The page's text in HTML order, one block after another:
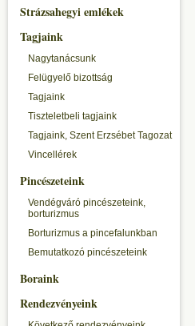
Strázsahegyi emlékek
Tagjaink
Nagytanácsunk
Felügyelő bizottság
Tagjaink
Tiszteletbeli tagjaink
Tagjaink, Szent Erzsébet Tagozat
Vincellérek
Pincészeteink
Vendégváró pincészeteink,
borturizmus
Borturizmus a pincefalunkban
Bemutatkozó pincészeteink
Boraink
Rendezvényeink